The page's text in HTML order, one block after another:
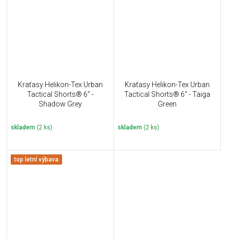
Kraťasy Helikon-Tex Urban
Tactical Shorts® 6" -
Shadow Grey
skladem (2 ks)
Kraťasy Helikon-Tex Urban
Tactical Shorts® 6" - Taiga
Green
skladem (2 ks)
top letní výbava